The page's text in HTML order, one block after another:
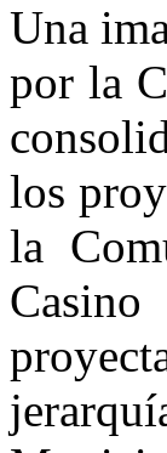
Una
por la
los
la